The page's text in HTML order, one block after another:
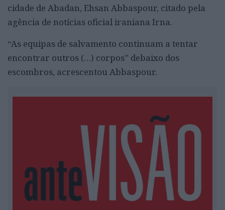
cidade de Abadan, Ehsan Abbaspour, citado pela
agência de notícias oficial iraniana Irna.
“As equipas de salvamento continuam a tentar
encontrar outros (…) corpos” debaixo dos
escombros, acrescentou Abbaspour.